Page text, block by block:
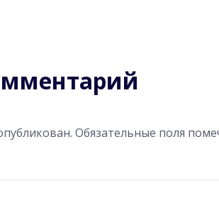
Обязательные поля